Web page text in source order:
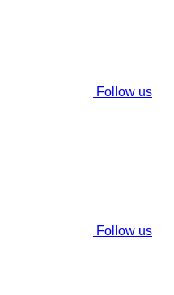
Follow us
Follow us